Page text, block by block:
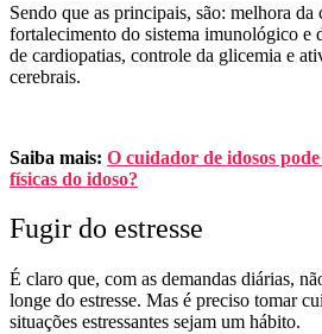
Sendo que as principais, são: melhora da
fortalecimento do sistema imunológico e
de cardiopatias, controle da glicemia e
cerebrais.
Saiba mais: O cuidador de idosos
físicas do idoso?
Fugir do estresse
É claro que, com as demandas diárias,
longe do estresse. Mas é preciso tomar
situações estressantes sejam um hábito.